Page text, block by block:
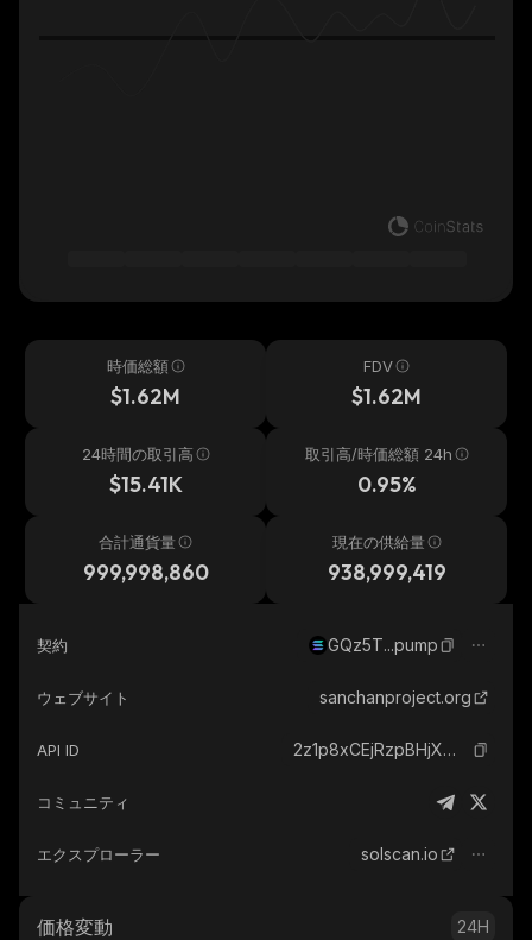
時価総額
$1.62M
FDV
$1.62M
24時間の取引高
$15.41K
取引高/時価総額 24h
0.95%
合計通貨量
999,998,860
現在の供給量
938,999,419
契約 GQz5T...pump
ウェブサイト sanchanproject.org
API ID 2z1p8xCEjRzpBHjXWrx4tJnz7BFL6z7NnvbCxH7bpump_solana
コミュニティ
エクスプローラー solscan.io
価格変動 24H